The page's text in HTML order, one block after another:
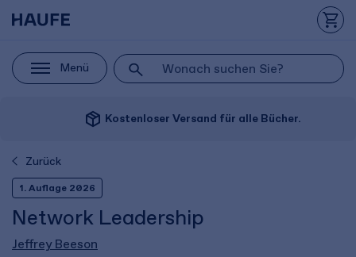
Menü
package_2 Kostenloser Versand für alle Bücher.
Zurück
1. Auflage 2026
Network Leadership
Jeffrey Beeson